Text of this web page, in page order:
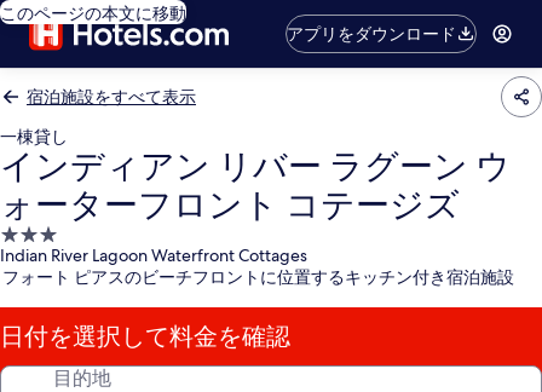
このページの本文に移動
アプリをダウンロード
宿泊施設をすべて表示
一棟貸し
インディアン リバー ラグーン ウ
ォーターフロント コテージズ
3.0
つ
星
宿
泊
施
Indian River Lagoon Waterfront Cottages
フォート ピアスのビーチフロントに位置するキッチン付き宿泊施設
日付を選択して料金を確認
目的地